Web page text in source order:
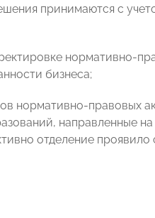
принимаются с
нормативно-
бизнеса;
нормативно-правовых
направленные
отделение